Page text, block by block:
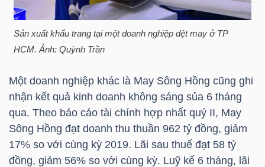
Sản xuất khẩu trang tại một doanh nghiệp dệt may ở TP
HCM. Ảnh: Quỳnh Trần
Một doanh nghiệp khác là May Sông Hồng cũng ghi
nhận kết quả kinh doanh không sáng sủa 6 tháng
qua. Theo báo cáo tài chính hợp nhất quý II, May
Sông Hồng đạt doanh thu thuần 962 tỷ đồng, giảm
17% so với cùng kỳ 2019. Lãi sau thuế đạt 58 tỷ
đồng, giảm 56% so với cùng kỳ. Luỹ kế 6 tháng, lãi
TÀI
CHÍNH
CÁ
TÍCH
VIETSTOCKFINANCE